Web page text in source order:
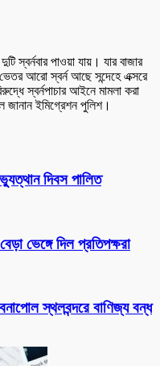
স্বর্নবার পাওয়া যায়। যার বাজার
আরো স্বর্ন আছে সন্দেহে এক্সরে
স্বর্নপাচার আইনে মামলা করা
জানান ইমিগ্রেশন পুলিশ।
দিবস পালিত
ভেঙ্গে দিল প্রতিপক্ষরা
স্থলবন্দরে বাণিজ্য বন্ধ